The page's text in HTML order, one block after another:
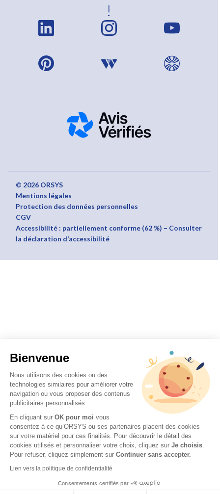
Bienvenue
Nous utilisons des cookies ou des
technologies similaires pour améliorer votre
navigation ou vous proposer des contenus
publicitaires personnalisés.
En cliquant sur OK pour moi vous
consentez à ce qu’ORSYS ou ses partenaires placent des cookies
sur votre matériel pour ces finalités. Pour découvrir le détail des
cookies utilisés et personnaliser votre choix, cliquez sur Je choisis.
Pour refuser, cliquez simplement sur Continuer sans accepter.
Lien vers la politique de confidentialité
Consentements certifiés par
!
© 2026 ORSYS
Mentions légales
Protection des données personnelles
CGV
Accessibilité : partiellement conforme (62 %) – Consulter
la déclaration d’accessibilité